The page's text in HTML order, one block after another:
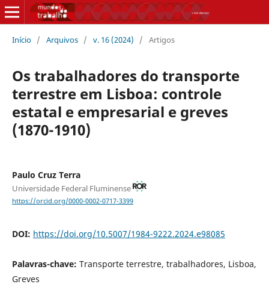
Início / Arquivos / v. 16 (2024) / Artigos
Os trabalhadores do transporte
terrestre em Lisboa: controle
estatal e empresarial e greves
(1870-1910)
Paulo Cruz Terra
Universidade Federal Fluminense
https://orcid.org/0000-0002-0717-3399
DOI: https://doi.org/10.5007/1984-9222.2024.e98085
Palavras-chave: Transporte terrestre, trabalhadores, Lisboa,
Greves